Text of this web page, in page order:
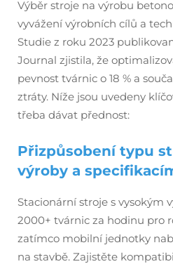
Výběr stroje na výrobu
vyvážení výrobních cílů a
Studie z roku 2023
Journal zjistila, že
pevnost tvárnic o 18 % a
ztráty. Níže jsou uvedeny
třeba dávat přednost:
Přizpůsobení typu
výroby a
Stacionární stroje s vysokým
2000+ tvárnic za hodinu pro
zatímco mobilní jednotky
na stavbě. Zajistěte